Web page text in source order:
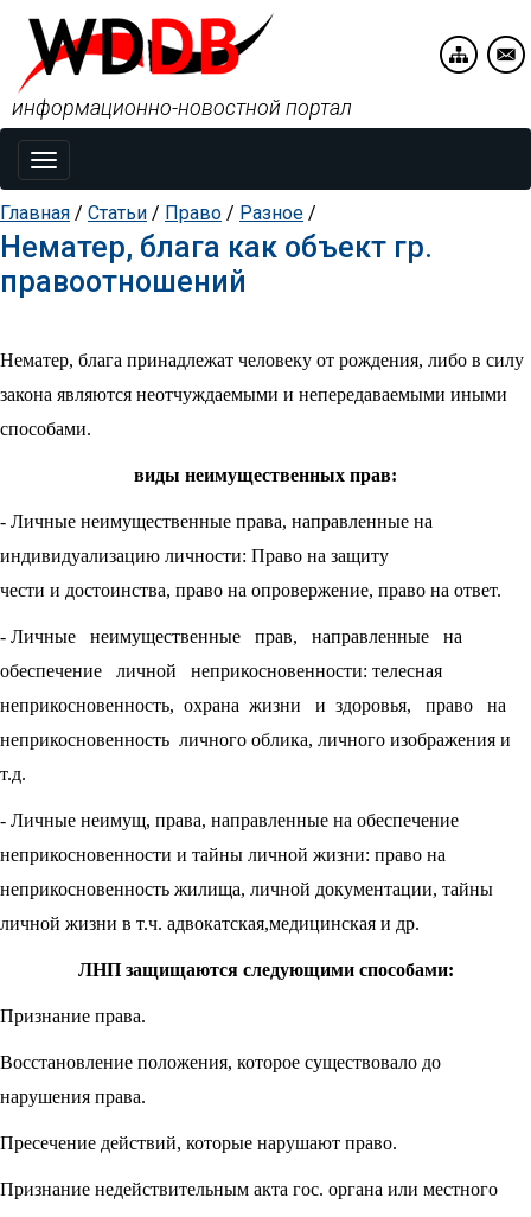
Toggle
navigation
информационно-новостной портал
Главная / Статьи / Право / Разное /
Нематер, блага как объект гр.
правоотношений
Нематер, блага принадлежат человеку от рождения, либо в силу
закона являются неотчуждаемыми и непередаваемыми иными
способами.
виды неимущественных прав:
- Личные неимущественные права, направленные на
индивидуализацию личности: Право на защиту
чести и достоинства, право на опровержение, право на ответ.
- Личные неимущественные прав, направленные
на
обеспечение
личной
неприкосновенности: телесная
неприкосновенность, охрана жизни и здоровья, право
на
неприкосновенность личного облика, личного изображения и
т.д.
- Личные неимущ, права, направленные на обеспечение
неприкосновенности и тайны личной жизни: право на
неприкосновенность жилища, личной документации, тайны
личной жизни в т.ч. адвокатская,медицинская и др.
ЛНП защищаются следующими способами:
Признание права.
Восстановление положения, которое существовало до
нарушения права.
Пресечение действий, которые нарушают право.
Признание недействительным акта гос. органа или местного